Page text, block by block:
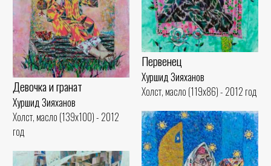
Первенец
Хуршид Зияханов
Холст, масло (119x86) - 2012 год
Девочка и гранат
Хуршид Зияханов
Холст, масло (139x100) - 2012
год